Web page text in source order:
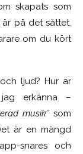
skapats som
på det sättet.
om du kört
ljud? Hur är
jag erkänna –
musik’’som
är en mängd
snares och